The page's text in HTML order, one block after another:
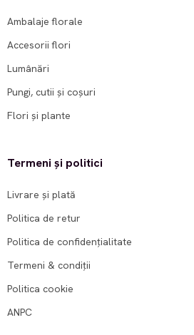
Ambalaje florale
Accesorii flori
Lumânări
Pungi, cutii și coșuri
Flori și plante
Termeni și politici
Livrare și plată
Politica de retur
Politica de confidențialitate
Termeni & condiții
Politica cookie
ANPC